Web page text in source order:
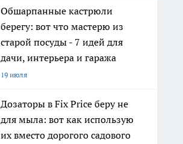
Обшарпанные кастрюли
берегу: вот что мастерю из
старой посуды - 7 идей для
дачи, интерьера и гаража
19 июля
Дозаторы в Fix Price беру не
для мыла: вот как использую
их вместо дорогого садового